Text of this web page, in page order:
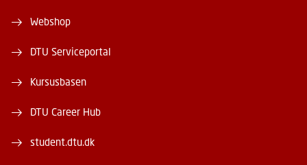
Webshop
DTU Serviceportal
Kursusbasen
DTU Career Hub
student.dtu.dk